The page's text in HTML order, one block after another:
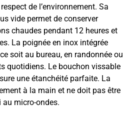
de l’environnement. Sa
vide permet de conserver
chaudes pendant 12 heures et
La poignée en inox intégrée
soit au bureau, en randonnée ou
quotidiens. Le bouchon vissable
une étanchéité parfaite. La
à la main et ne doit pas être
au micro-ondes.